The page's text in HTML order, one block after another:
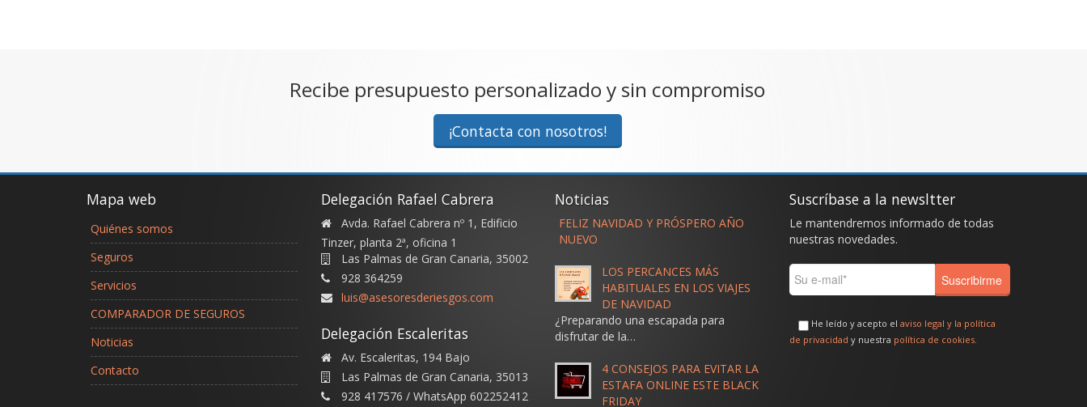
Recibe presupuesto personalizado y sin compromiso
¡Contacta con nosotros!
Mapa web
Quiénes somos
Seguros
Servicios
COMPARADOR DE SEGUROS
Noticias
Contacto
Delegación Rafael Cabrera
Avda. Rafael Cabrera nº 1, Edificio
Tinzer, planta 2ª, oficina 1
Las Palmas de Gran Canaria, 35002
928 364259
luis@asesoresderiesgos.com
Delegación Escaleritas
Av. Escaleritas, 194 Bajo
Las Palmas de Gran Canaria, 35013
928 417576 / WhatsApp 602252412
Noticias
FELIZ NAVIDAD Y PRÓSPERO AÑO
NUEVO
LOS PERCANCES MÁS
HABITUALES EN LOS VIAJES
DE NAVIDAD
¿Preparando una escapada para
disfrutar de la…
4 CONSEJOS PARA EVITAR LA
ESTAFA ONLINE ESTE BLACK
FRIDAY
Suscríbase a la newsltter
Le mantendremos informado de todas
nuestras novedades.
He leído y acepto elaviso legal y la política
de privacidad y nuestra política de cookies.